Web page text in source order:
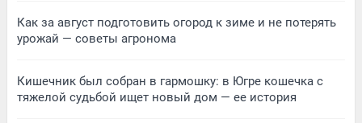
Как за август подготовить огород к зиме и не потерять
урожай — советы агронома
Кишечник был собран в гармошку: в Югре кошечка с
тяжелой судьбой ищет новый дом — ее история